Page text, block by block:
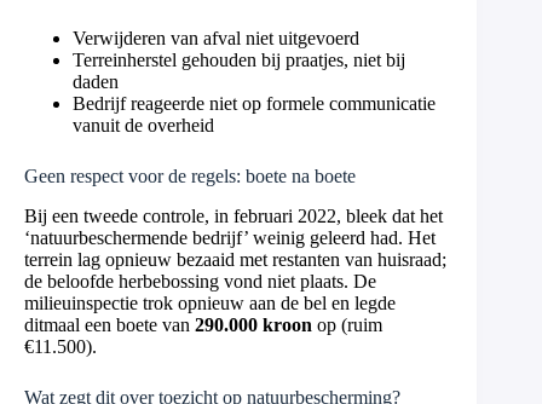
Verwijderen van afval niet uitgevoerd
Terreinherstel gehouden bij praatjes, niet bij
daden
Bedrijf reageerde niet op formele communicatie
vanuit de overheid
Geen respect voor de regels: boete na boete
Bij een tweede controle, in februari 2022, bleek dat het
‘natuurbeschermende bedrijf’ weinig geleerd had. Het
terrein lag opnieuw bezaaid met restanten van huisraad;
de beloofde herbebossing vond niet plaats. De
milieuinspectie trok opnieuw aan de bel en legde
ditmaal een boete van 290.000 kroon op (ruim
€11.500).
Wat zegt dit over toezicht op natuurbescherming?